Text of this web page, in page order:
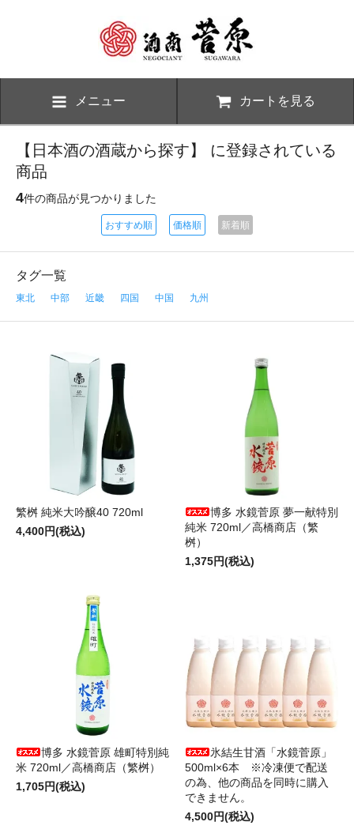
メニュー カートを見る
【日本酒の酒蔵から探す】 に登録されている
商品
4件の商品が見つかりました
おすすめ順 価格順 新着順
タグ一覧
東北 中部 近畿 四国 中国 九州
繁桝 純米大吟醸40 720ml
4,400円(税込)
博多 水鏡菅原 夢一献特別
純米 720ml／高橋商店（繁
桝）
1,375円(税込)
博多 水鏡菅原 雄町特別純
米 720ml／高橋商店（繁桝）
1,705円(税込)
氷結生甘酒「水鏡菅原」
500ml×6本 ※冷凍便で配送
の為、他の商品を同時に購入
できません。
4,500円(税込)